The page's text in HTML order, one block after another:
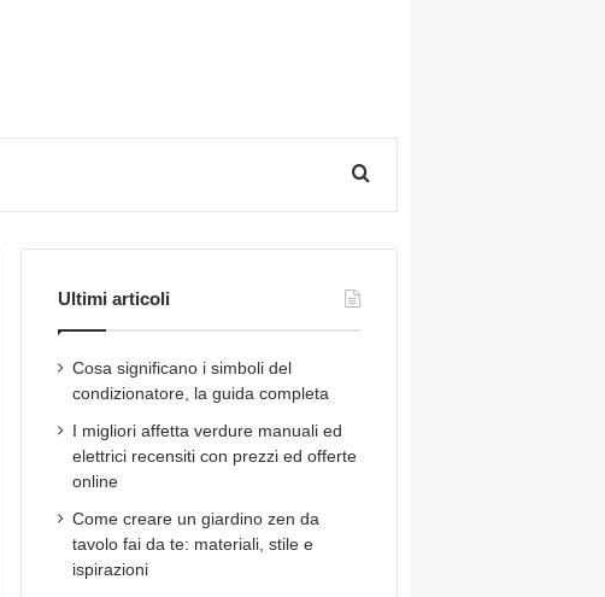
Ultimi articoli
Cosa significano i simboli del
condizionatore, la guida completa
I migliori affetta verdure manuali ed
elettrici recensiti con prezzi ed offerte
online
Come creare un giardino zen da
tavolo fai da te: materiali, stile e
ispirazioni